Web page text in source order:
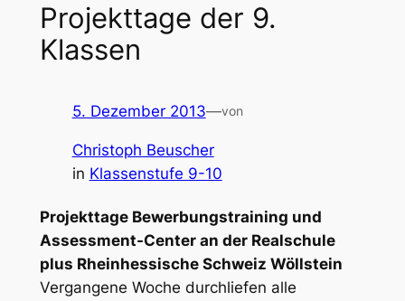
Projekttage der 9.
Klassen
5. Dezember 2013—von
Christoph Beuscher
in Klassenstufe 9-10
Projekttage Bewerbungstraining und
Assessment-Center an der Realschule
plus Rheinhessische Schweiz Wöllstein
Vergangene Woche durchliefen alle